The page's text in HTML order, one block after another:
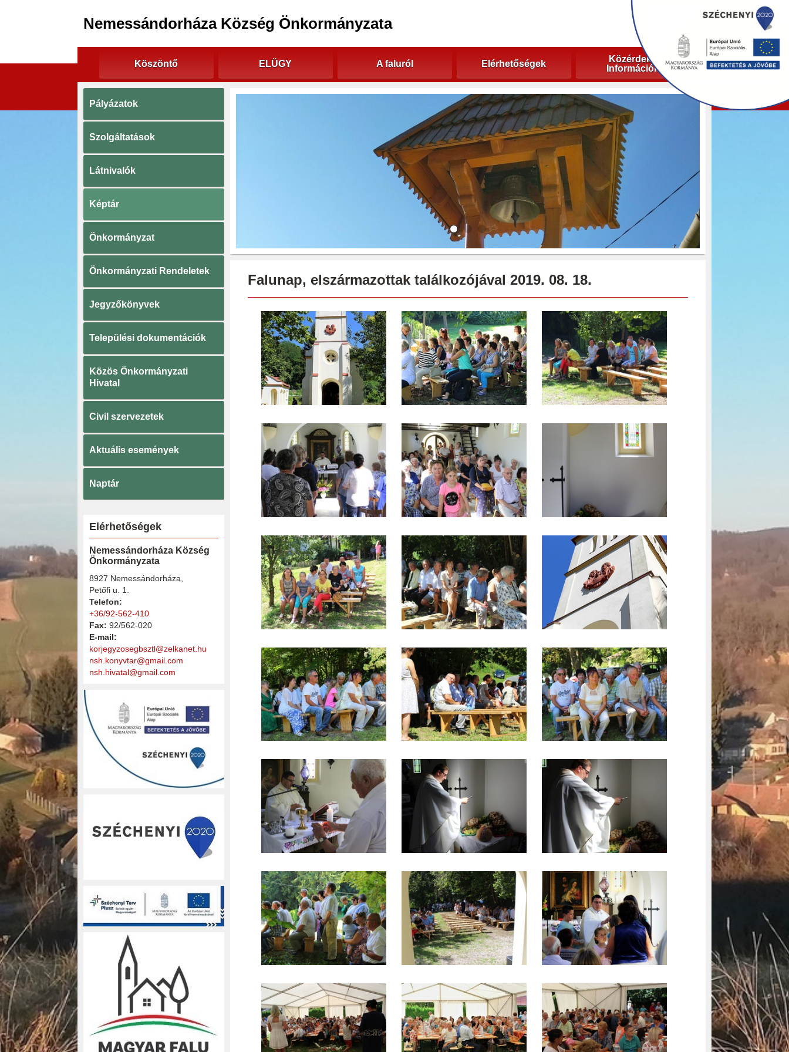
Nemessándorháza Község Önkormányzata
Köszöntő ELÜGY A faluról Elérhetőségek
Közérdekű
Információk
Pályázatok
Szolgáltatások
Látnivalók
Képtár
Önkormányzat
Önkormányzati Rendeletek
Jegyzőkönyvek
Települési dokumentációk
Közös Önkormányzati
Hivatal
Civil szervezetek
Aktuális események
Naptár
Elérhetőségek
Nemessándorháza Község
Önkormányzata
8927 Nemessándorháza,
Petőfi u. 1.
Telefon:
+36/92-562-410
Fax: 92/562-020
E-mail:
korjegyzosegbsztl@zelkanet.hu
nsh.konyvtar@gmail.com
nsh.hivatal@gmail.com
Falunap, elszármazottak találkozójával 2019. 08. 18.